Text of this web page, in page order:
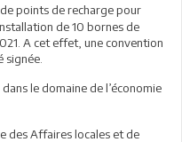
points de recharge pour
de 10 bornes de
A cet effet, une convention
signée.
le domaine de l’économie
des Affaires locales et de